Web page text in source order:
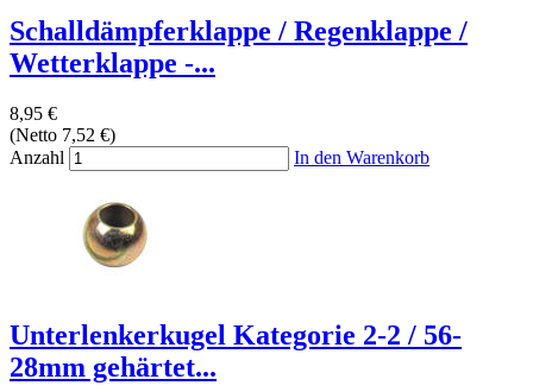
Schalldämpferklappe / Regenklappe /
Wetterklappe -...
8,95 €
(Netto 7,52 €)
Anzahl
In den Warenkorb
Unterlenkerkugel Kategorie 2-2 / 56-
28mm gehärtet...